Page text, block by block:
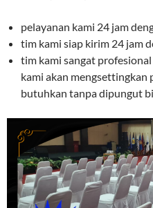
pelayanan kami 24 jam
tim kami siap kirim 24 jam
tim kami sangat
kami akan mengsettingkan
butuhkan tanpa dipungut